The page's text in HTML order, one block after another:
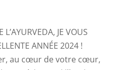
JE VOUS
ANNÉE 2024 !
au cœur de votre cœur,